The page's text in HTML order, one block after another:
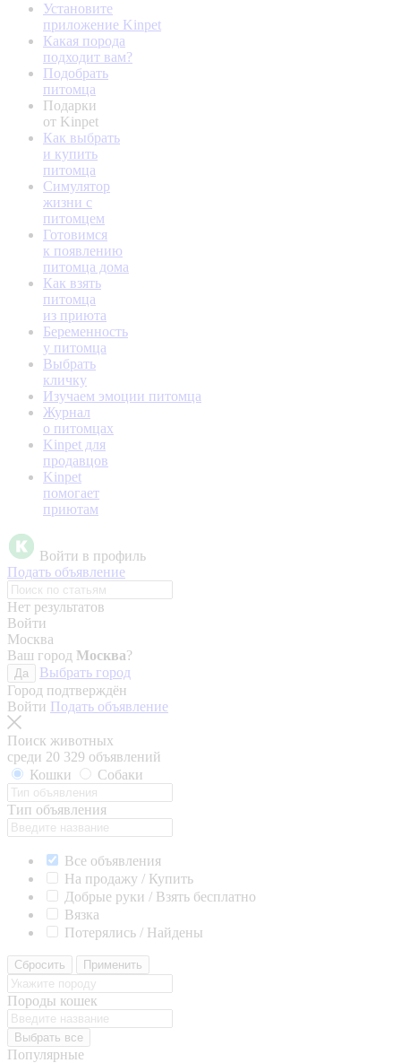
Установите
приложение Kinpet
Какая порода
подходит вам?
Подобрать
питомца
Подарки
от Kinpet
Как выбрать
и купить
питомца
Симулятор
жизни с
питомцем
Готовимся
к появлению
питомца дома
Как взять
питомца
из приюта
Беременность
у питомца
Выбрать
кличку
Изучаем эмоции питомца
Журнал
о питомцах
Kinpet для
продавцов
Kinpet
помогает
приютам
Войти в профиль
Подать объявление
Нет результатов
Войти
Москва
Ваш город Москва?
Да
Выбрать город
Город подтверждён
Войти Подать объявление
Поиск животных
среди 20 329 объявлений
Кошки
Собаки
Тип объявления
Все объявления
На продажу / Купить
Добрые руки / Взять бесплатно
Вязка
Потерялись / Найдены
Сбросить Применить
Породы кошек
Выбрать все
Популярные